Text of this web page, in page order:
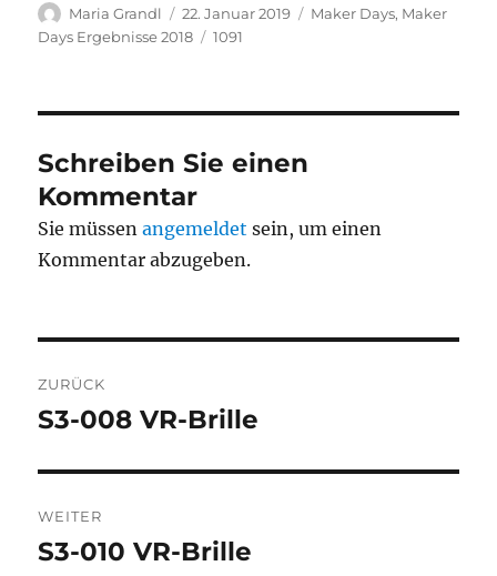
Autor
Maria Grandl
Veröffentlicht
am
22. Januar 2019 Kategorien
Maker Days, Maker
Days Ergebnisse 2018
Schlagwörter
1091
Schreiben Sie einen
Kommentar
Sie müssenangemeldet sein, um einen
Kommentar abzugeben.
ZURÜCK
Vorheriger
S3-008 VR-Brille
WEITER
Nächster
S3-010 VR-Brille